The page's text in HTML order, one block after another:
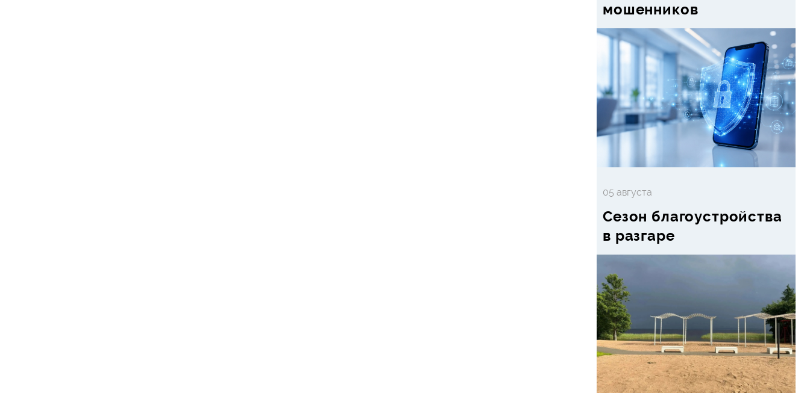
мошенников
05 августа
Сезон благоустройства
в разгаре